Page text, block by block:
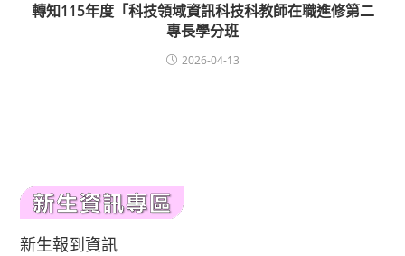
轉知115年度「科技領域資訊科技科教師在職進修第二
專長學分班
2026-04-13
新生報到資訊